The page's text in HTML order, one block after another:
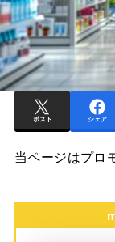
ポスト シェア
当ページはプロ